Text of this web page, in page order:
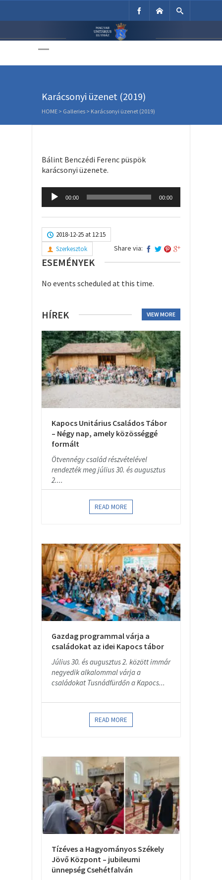
Unitárius Egyház
Karácsonyi üzenet (2019)
HOME > Galleries > Karácsonyi üzenet (2019)
Bálint Benczédi Ferenc püspök
karácsonyi üzenete.
Audio
Player
00:00 00:00
2018-12-25 at 12:15
Szerkesztok
Share via:
ESEMÉNYEK
No events scheduled at this time.
HÍREK VIEW MORE
Kapocs Unitárius Családos Tábor
– Négy nap, amely közösséggé
formált
Ötvennégy család részvételével
rendezték meg július 30. és augusztus
2....
READ MORE
Gazdag programmal várja a
családokat az idei Kapocs tábor
Július 30. és augusztus 2. között immár
negyedik alkalommal várja a
családokat Tusnádfürdőn a Kapocs...
READ MORE
Tízéves a Hagyományos Székely
Jövő Központ – jubileumi
ünnepség Csehétfalván